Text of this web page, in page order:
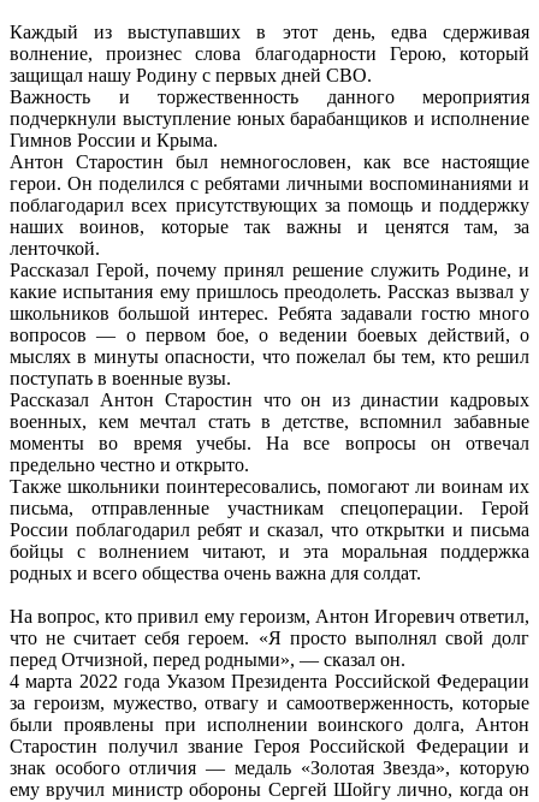
Каждый из выступавших в этот день, едва сдерживая
волнение, произнес слова благодарности Герою, который
защищал нашу Родину с первых дней СВО.
Важность и торжественность данного мероприятия
подчеркнули выступление юных барабанщиков и исполнение
Гимнов России и Крыма.
Антон Старостин был немногословен, как все настоящие
герои. Он поделился с ребятами личными воспоминаниями и
поблагодарил всех присутствующих за помощь и поддержку
наших воинов, которые так важны и ценятся там, за
ленточкой.
Рассказал Герой, почему принял решение служить Родине, и
какие испытания ему пришлось преодолеть. Рассказ вызвал у
школьников большой интерес. Ребята задавали гостю много
вопросов — о первом бое, о ведении боевых действий, о
мыслях в минуты опасности, что пожелал бы тем, кто решил
поступать в военные вузы.
Рассказал Антон Старостин что он из династии кадровых
военных, кем мечтал стать в детстве, вспомнил забавные
моменты во время учебы. На все вопросы он отвечал
предельно честно и открыто.
Также школьники поинтересовались, помогают ли воинам их
письма, отправленные участникам спецоперации. Герой
России поблагодарил ребят и сказал, что открытки и письма
бойцы с волнением читают, и эта моральная поддержка
родных и всего общества очень важна для солдат.
На вопрос, кто привил ему героизм, Антон Игоревич ответил,
что не считает себя героем. «Я просто выполнял свой долг
перед Отчизной, перед родными», — сказал он.
4 марта 2022 года Указом Президента Российской Федерации
за героизм, мужество, отвагу и самоотверженность, которые
были проявлены при исполнении воинского долга, Антон
Старостин получил звание Героя Российской Федерации и
знак особого отличия — медаль «Золотая Звезда», которую
ему вручил министр обороны Сергей Шойгу лично, когда он